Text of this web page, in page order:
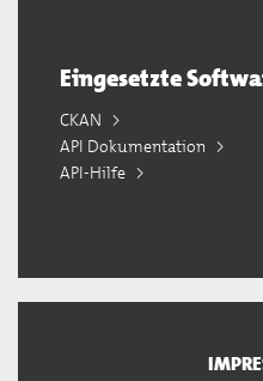
Eingesetzte
CKAN
API Dokumentation
API-Hilfe